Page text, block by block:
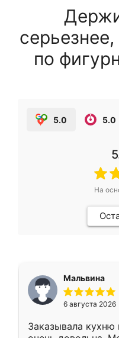
по
5.0 5.0
На
Мальвина
6 августа 2026
Заказывала кухню